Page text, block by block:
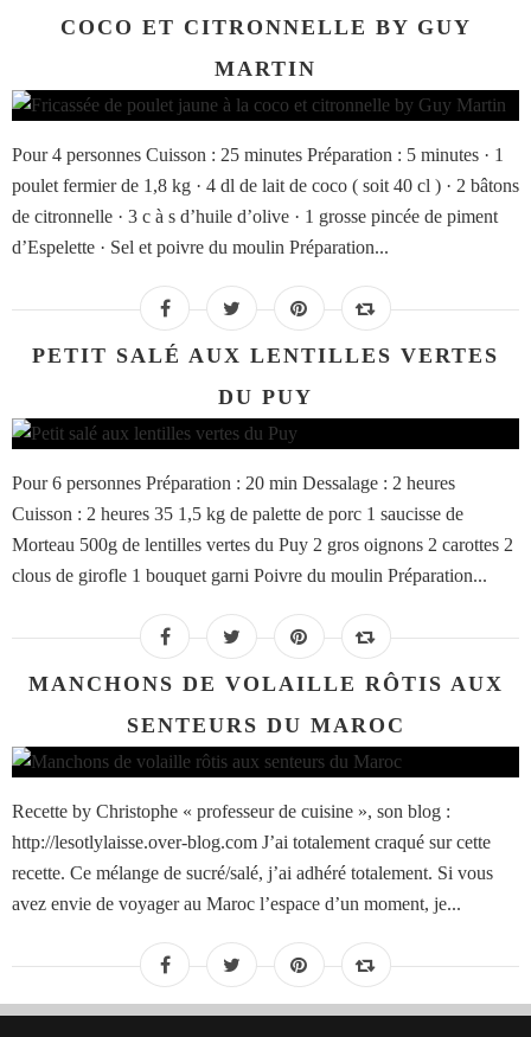
COCO ET CITRONNELLE BY GUY
MARTIN
Pour 4 personnes Cuisson : 25 minutes Préparation : 5 minutes · 1
poulet fermier de 1,8 kg · 4 dl de lait de coco ( soit 40 cl ) · 2 bâtons
de citronnelle · 3 c à s d’huile d’olive · 1 grosse pincée de piment
d’Espelette · Sel et poivre du moulin Préparation...
PETIT SALÉ AUX LENTILLES VERTES
DU PUY
Pour 6 personnes Préparation : 20 min Dessalage : 2 heures
Cuisson : 2 heures 35 1,5 kg de palette de porc 1 saucisse de
Morteau 500g de lentilles vertes du Puy 2 gros oignons 2 carottes 2
clous de girofle 1 bouquet garni Poivre du moulin Préparation...
MANCHONS DE VOLAILLE RÔTIS AUX
SENTEURS DU MAROC
Recette by Christophe « professeur de cuisine », son blog :
http://lesotlylaisse.over-blog.com J’ai totalement craqué sur cette
recette. Ce mélange de sucré/salé, j’ai adhéré totalement. Si vous
avez envie de voyager au Maroc l’espace d’un moment, je...